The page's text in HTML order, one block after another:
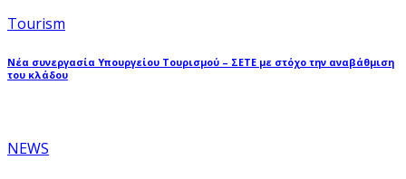
Tourism
Νέα συνεργασία Υπουργείου Τουρισμού – ΣΕΤΕ με στόχο την αναβάθμιση
του κλάδου
NEWS